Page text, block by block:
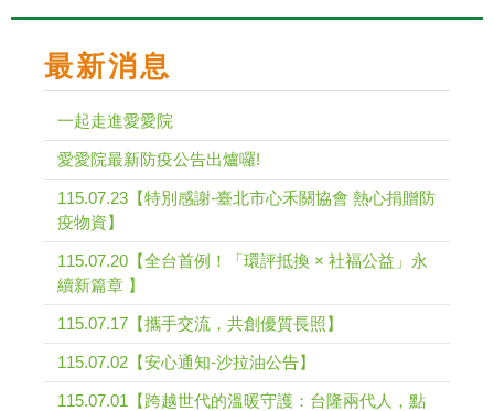
最新消息
一起走進愛愛院
愛愛院最新防疫公告出爐囉!
115.07.23【特別感謝-臺北市心禾關協會 熱心捐贈防
疫物資】
115.07.20【全台首例！「環評抵換 × 社福公益」永
續新篇章 】
115.07.17【攜手交流，共創優質長照】
115.07.02【安心通知-沙拉油公告】
115.07.01【跨越世代的溫暖守護：台隆兩代人，點